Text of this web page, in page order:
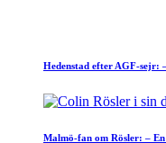
Hedenstad efter AGF-sejr:
Malmö-fan om Rösler: –